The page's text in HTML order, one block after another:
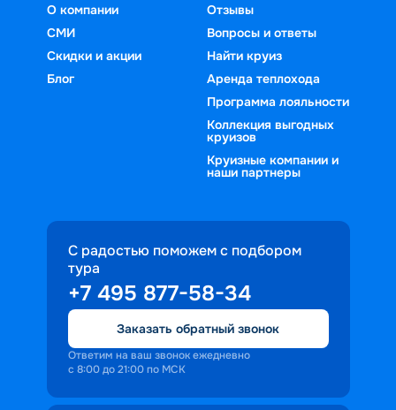
О компании
СМИ
Скидки и акции
Блог
Отзывы
Вопросы и ответы
Найти круиз
Аренда теплохода
Программа лояльности
Коллекция выгодных
круизов
Круизные компании и
наши партнеры
С радостью поможем с подбором
тура
+7 495 877-58-34
Заказать обратный звонок
Ответим на ваш звонок ежедневно
с 8:00 до 21:00 по МСК